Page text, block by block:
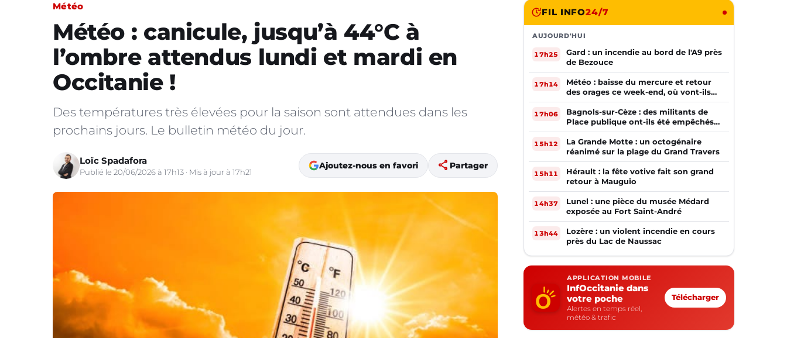
Météo
Météo : canicule, jusqu’à 44°C à
l’ombre attendus lundi et mardi en
Occitanie !
Des températures très élevées pour la saison sont attendues dans les
prochains jours. Le bulletin météo du jour.
Loïc Spadafora
Publié le 20/06/2026 à 17h13 · Mis à jour à 17h21
Ajoutez-nous en favori share Partager
FIL INFO24/7
AUJOURD'HUI
17h25
Gard : un incendie au bord de l'A9 près
de Bezouce
17h14
Météo : baisse du mercure et retour
des orages ce week-end, où vont-ils
frapper ?
17h06
Bagnols-sur-Cèze : des militants de
Place publique ont-ils été empêchés
de tracter par la mairie ?
15h12
La Grande Motte : un octogénaire
réanimé sur la plage du Grand Travers
15h11
Hérault : la fête votive fait son grand
retour à Mauguio
14h37
Lunel : une pièce du musée Médard
exposée au Fort Saint-André
13h44
Lozère : un violent incendie en cours
près du Lac de Naussac
APPLICATION MOBILE
InfOccitanie dans
votre poche
Alertes en temps réel,
météo & trafic
Télécharger